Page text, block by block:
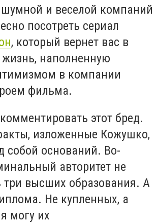
и веселой компаний
посотреть сериал
, который вернет вас в
жизнь, наполненную
в компании
фильма.
этот бред.
изложенные Кожушко,
собой оснований. Во-
авторитет не
высших образования. А
Не купленных, а
могу их